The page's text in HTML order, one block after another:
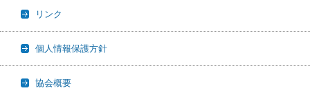
リンク
個人情報保護方針
協会概要